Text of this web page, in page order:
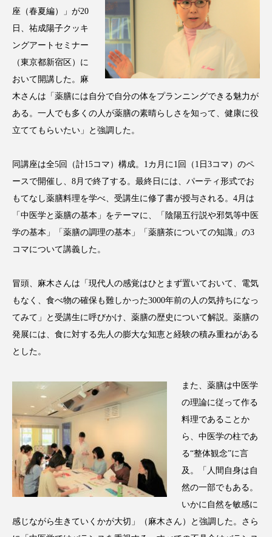
TikTok アスタキサンチン
アスレジャーコスメ
アンチエイジング アンチソリチュード
インタビュー インナービューティー 冷え
ウェルビーイング エイジングケア
エクソソーム オーガニック オゾン
カウンセラー カウンセリング
クルエルティフリー クレンジング
コグニティブヘルス
コネクテッド・ビューティ コミュニケーション
コルチゾール サステナビリティ
サステナブル美容 サプライチェーン
サプリ サロンクレンジング サロン戦略
シャネル
座（春夏編）」が20
日、祐成陽子クッキ
ングアートセミナー
（東京都新宿区）に
おいて開講した。麻
木さんは「薬膳には自分で自分の体をプランニングできる魅力が
ある。一人でも多くの人が薬膳の素晴らしさを知って、健康に役
立ててもらいたい」と強調した。
同講座は全5回（計15コマ）構成。1カ月に1回（1日3コマ）のペ
ースで開催し、8月で終了する。最終日には、パーティ形式でお
もてなし薬膳料理を学べ、受講生に修了書が授与される。4月は
「中医学と薬膳の基本」をテーマに、「陰陽五行説や邪気等中医
学の基本」「薬膳の調理の基本」「薬膳茶についての知識」の3
コマについて講義した。
冒頭、麻木さんは「現代人の感覚はひとまず置いておいて、電気
もなく、食べ物の確保も難しかった3000年前の人の気持ちになっ
てみて」と受講生に呼びかけ、薬膳の歴史について解説。薬膳の
発展には、食に対する先人の膨大な知恵と経験の積み重ねがある
とした。
また、薬膳は中医学
の理論に従って作る
料理であることか
ら、中医学の柱であ
る“整体観念”に言
及。「人間自身は自
然の一部でもある。
いかに自然を敏感に
感じながら生きていくかが大切」（麻木さん）と強調した。さら